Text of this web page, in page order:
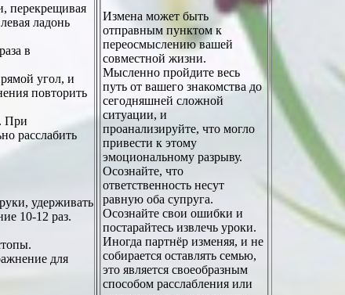
перекрещивая
ладонь
в
угол, и
повторить
При
расслабить
удерживать
10-12 раз.
для
Измена может быть
отправным пунктом к
переосмыслению вашей
совместной жизни.
Мысленно пройдите весь
путь от вашего знакомства до
сегодняшней сложной
ситуации, и
проанализируйте, что могло
привести к этому
эмоциональному разрыву.
Осознайте, что
ответственность несут
равную оба супруга.
Осознайте свои ошибки и
постарайтесь извлечь уроки.
Иногда партнёр изменяя, и не
собирается оставлять семью,
это является своеобразным
способом расслабления или